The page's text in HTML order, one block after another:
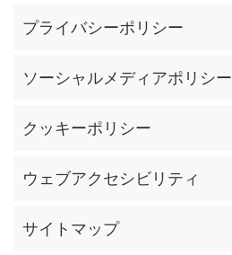
プライバシーポリシー
ソーシャルメディアポリシー
クッキーポリシー
ウェブアクセシビリティ
サイトマップ